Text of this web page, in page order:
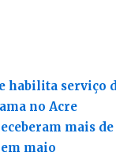
habilita serviço
no Acre
mais de
maio